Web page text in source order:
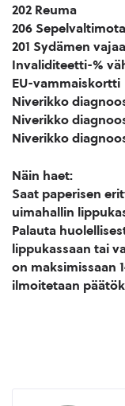
202 Reuma
206
201 Sydämen
Invaliditeetti-%
EU-vammaiskortti
Niverikko
Niverikko
Niverikko
Näin haet:
Saat paperisen
uimahallin
Palauta
lippukassaan tai
on maksimissaan
ilmoitetaan